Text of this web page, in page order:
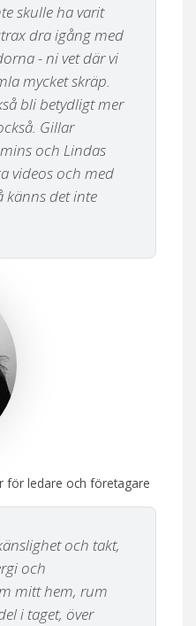
skulle ha varit
dra igång med
- ni vet där vi
mycket skräp.
bli betydligt mer
Gillar
och Lindas
videos och med
känns det inte
för ledare och företagare
och takt,
och
mitt hem, rum
i taget, över